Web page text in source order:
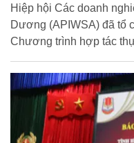
Hiệp hội Các doanh
Dương (APIWSA) đã tổ
Chương trình hợp tác